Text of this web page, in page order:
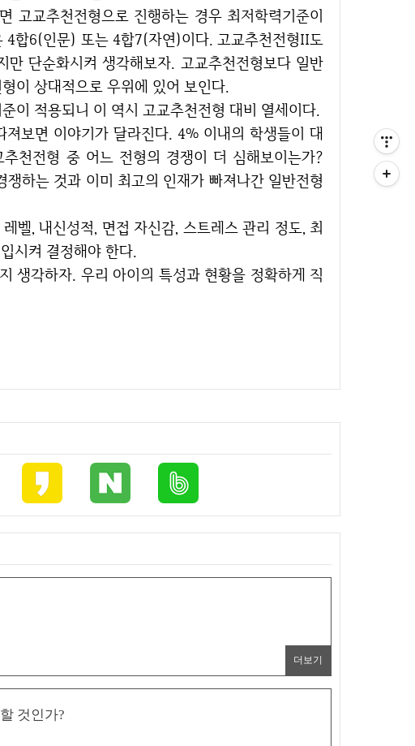
합6(인문) 또는 4합7(자연)이다. 고교추천전형II도
단순화시켜 생각해보자. 고교추천전형보다 일반
이 상대적으로 우위에 있어 보인다.
이 적용되니 이 역시 고교추천전형 대비 열세이다.
천전형 중 어느 전형의 경쟁이 더 심해보이는가?
하는 것과 이미 최고의 인재가 빠져나간 일반전형
시켜 결정해야 한다.
더보기
것인가?